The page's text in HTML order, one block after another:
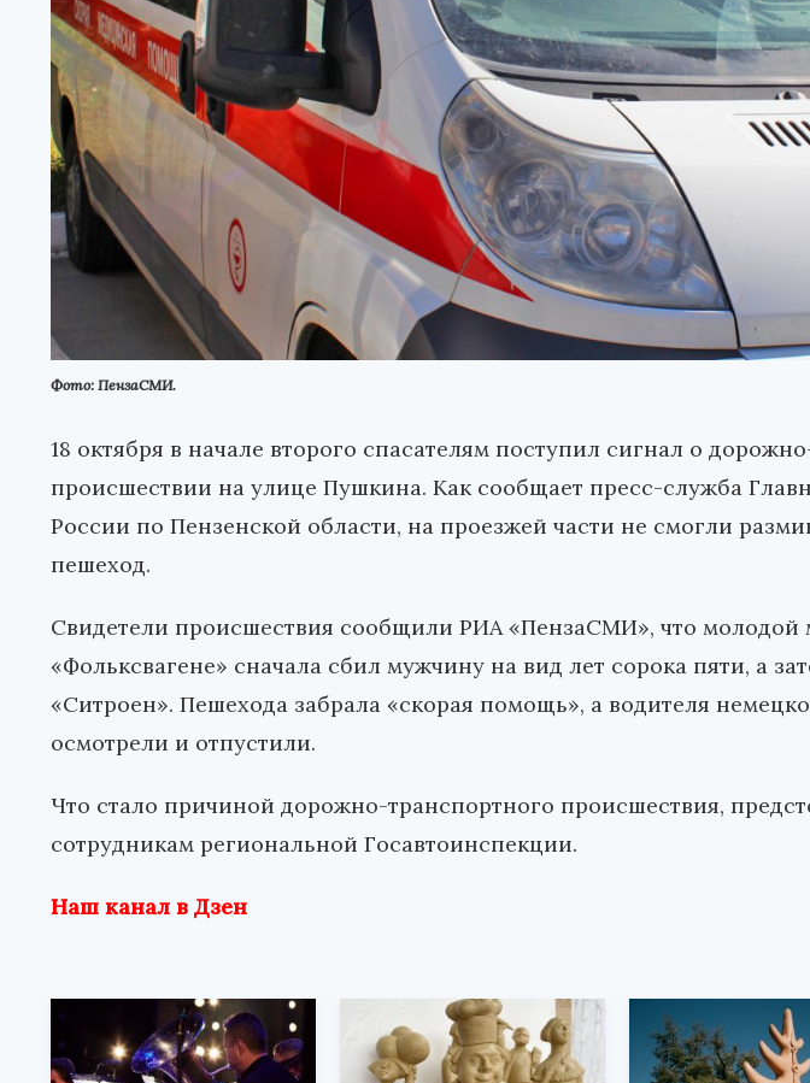
Фото: ПензаСМИ.
18 октября в начале второго спасателям поступил сигнал о
происшествии на улице Пушкина. Как сообщает пресс-служба
России по Пензенской области, на проезжей части не смогли
пешеход.
Свидетели происшествия сообщили РИА «ПензаСМИ», что молодой
«Фольксвагене» сначала сбил мужчину на вид лет сорока пяти, а
«Ситроен». Пешехода забрала «скорая помощь», а водителя
осмотрели и отпустили.
Что стало причиной дорожно-транспортного происшествия,
сотрудникам региональной Госавтоинспекции.
Наш канал в Дзен